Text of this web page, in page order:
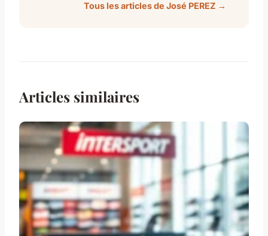
Tous les articles de José PEREZ →
Articles similaires